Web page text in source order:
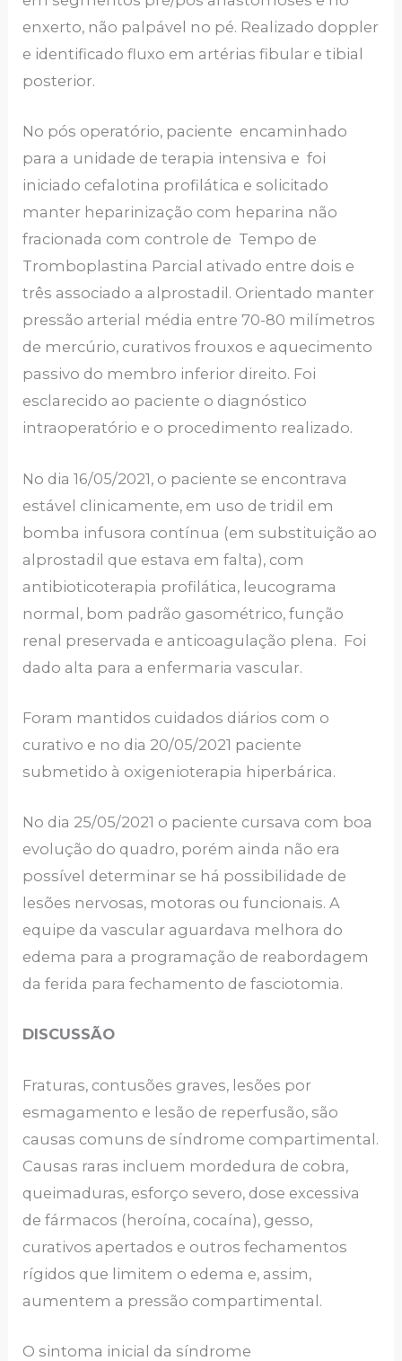
enxerto, não palpável no pé. Realizado doppler
e identificado fluxo em artérias fibular e tibial
posterior.
No pós operatório, paciente encaminhado
para a unidade de terapia intensiva e foi
iniciado cefalotina profilática e solicitado
manter heparinização com heparina não
fracionada com controle de Tempo de
Tromboplastina Parcial ativado entre dois e
três associado a alprostadil. Orientado manter
pressão arterial média entre 70-80 milímetros
de mercúrio, curativos frouxos e aquecimento
passivo do membro inferior direito. Foi
esclarecido ao paciente o diagnóstico
intraoperatório e o procedimento realizado.
No dia 16/05/2021, o paciente se encontrava
estável clinicamente, em uso de tridil em
bomba infusora contínua (em substituição ao
alprostadil que estava em falta), com
antibioticoterapia profilática, leucograma
normal, bom padrão gasométrico, função
renal preservada e anticoagulação plena. Foi
dado alta para a enfermaria vascular.
Foram mantidos cuidados diários com o
curativo e no dia 20/05/2021 paciente
submetido à oxigenioterapia hiperbárica.
No dia 25/05/2021 o paciente cursava com boa
evolução do quadro, porém ainda não era
possível determinar se há possibilidade de
lesões nervosas, motoras ou funcionais. A
equipe da vascular aguardava melhora do
edema para a programação de reabordagem
da ferida para fechamento de fasciotomia.
DISCUSSÃO
Fraturas, contusões graves, lesões por
esmagamento e lesão de reperfusão, são
causas comuns de síndrome compartimental.
Causas raras incluem mordedura de cobra,
queimaduras, esforço severo, dose excessiva
de fármacos (heroína, cocaína), gesso,
curativos apertados e outros fechamentos
rígidos que limitem o edema e, assim,
aumentem a pressão compartimental.
O sintoma inicial da síndrome